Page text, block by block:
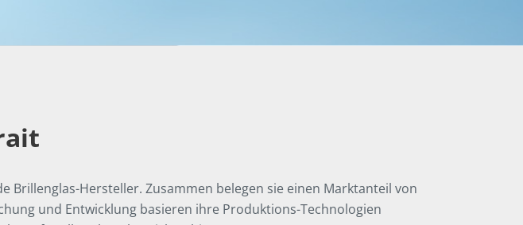
Brillenglas-Hersteller. Zusammen belegen sie einen Marktanteil von
und Entwicklung basieren ihre Produktions-Technologien